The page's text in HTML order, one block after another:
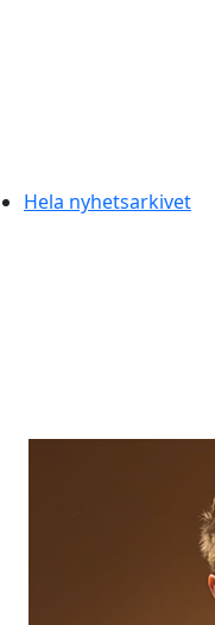
Hela nyhetsarkivet